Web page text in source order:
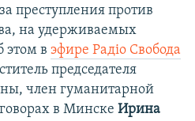
преступления против
на удерживаемых
этом в эфире Радіо Свобода
председателя
член гуманитарной
в Минске Ирина